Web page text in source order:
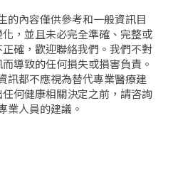
的內容僅供參考和一般資訊目
，並且未必完全準確、完整或
確，歡迎聯絡我們。我們不對
導致的任何損失或損害負責。
訊都不應視為替代專業醫療建
何健康相關決定之前，請咨詢
業人員的建議。